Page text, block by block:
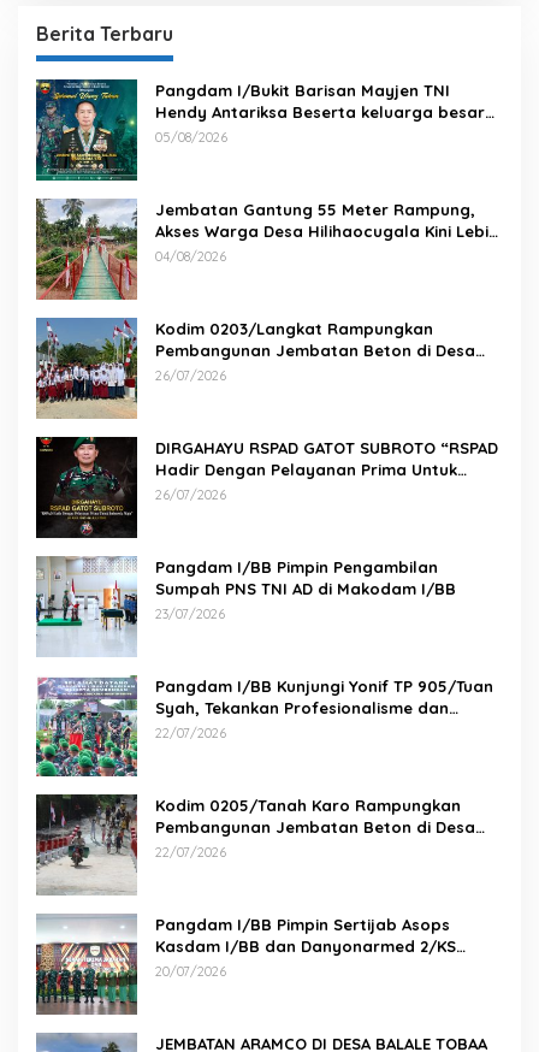
Berita Terbaru
Pangdam I/Bukit Barisan Mayjen TNI
Hendy Antariksa Beserta keluarga besar
Kodam I/BB Mengucapkan : Selamat Ulang
05/08/2026
Jembatan Gantung 55 Meter Rampung,
Akses Warga Desa Hilihaocugala Kini Lebih
Aman
04/08/2026
Kodim 0203/Langkat Rampungkan
Pembangunan Jembatan Beton di Desa
Paluh Manis
26/07/2026
DIRGAHAYU RSPAD GATOT SUBROTO “RSPAD
Hadir Dengan Pelayanan Prima Untuk
Indonesia Maju” 26 JULI 1950 – 26 JULI 2026
26/07/2026
Pangdam I/BB Pimpin Pengambilan
Sumpah PNS TNI AD di Makodam I/BB
23/07/2026
Pangdam I/BB Kunjungi Yonif TP 905/Tuan
Syah, Tekankan Profesionalisme dan
Kesiapan Prajurit
22/07/2026
Kodim 0205/Tanah Karo Rampungkan
Pembangunan Jembatan Beton di Desa
Pernantin
22/07/2026
Pangdam I/BB Pimpin Sertijab Asops
Kasdam I/BB dan Danyonarmed 2/KS
serta Tradisi Korps
20/07/2026
JEMBATAN ARAMCO DI DESA BALALE TOBAA